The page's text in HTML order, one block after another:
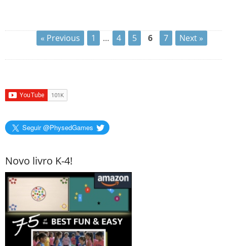
« Previous 1 … 4 5 6 7 Next »
Seguir @PhysedGames
Novo livro K-4!